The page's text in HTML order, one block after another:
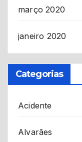
março 2020
janeiro 2020
Categorias
Acidente
Alvarães